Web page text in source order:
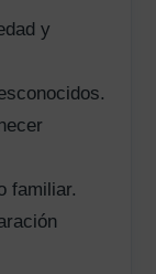
y
familiar.